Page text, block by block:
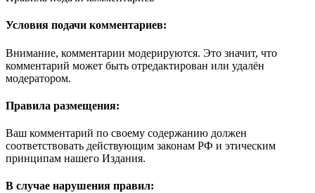
Условия подачи комментариев:
Внимание, комментарии модерируются. Это значит, что
комментарий может быть отредактирован или удалён
модератором.
Правила размещения:
Ваш комментарий по своему содержанию должен
соответствовать действующим законам РФ и этическим
принципам нашего Издания.
В случае нарушения правил: